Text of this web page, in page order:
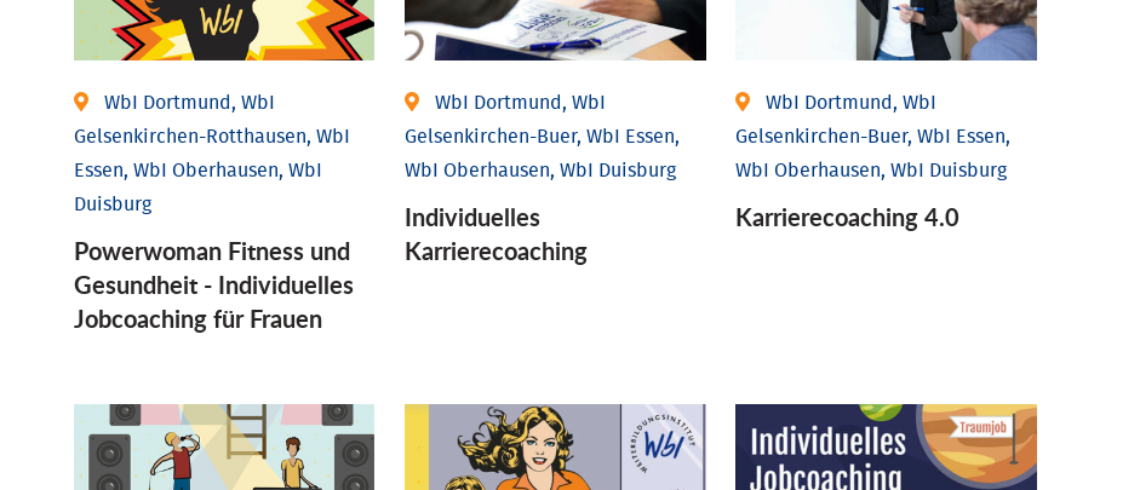
WbI Dortmund, WbI
Gelsenkirchen-Rotthausen, WbI
Essen, WbI Oberhausen, WbI
Duisburg
Powerwoman Fitness und
Gesund­heit - Individu­elles
Job­coaching für Frauen
WbI Dortmund, WbI
Gelsenkirchen-Buer, WbI Essen,
WbI Oberhausen, WbI Duisburg
Individu­elles
Karrierecoaching
WbI Dortmund, WbI
Gelsenkirchen-Buer, WbI Essen,
WbI Oberhausen, WbI Duisburg
Karriere­coaching 4.0